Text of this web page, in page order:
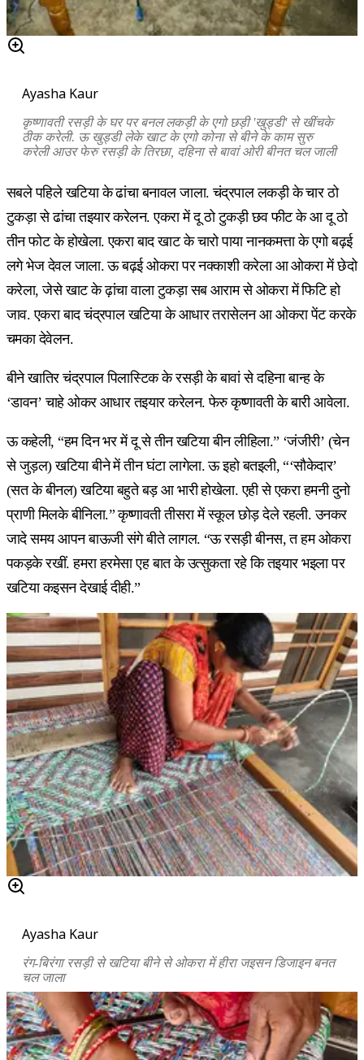
Ayasha Kaur
कृष्णावती रसड़ी के घर पर बनल लकड़ी के एगो छड़ी 'खुड्डी' से खींचके
ठीक करेली. ऊ खुड्डी लेके खाट के एगो कोना से बीने के काम सुरु
करेली आउर फेरु रसड़ी के तिरछा, दहिना से बावां ओरी बीनत चल जाली
सबले पहिले खटिया के ढांचा बनावल जाला. चंद्रपाल लकड़ी के चार ठो
टुकड़ा से ढांचा तइयार करेलन. एकरा में दू ठो टुकड़ी छव फीट के आ दू ठो
तीन फोट के होखेला. एकरा बाद खाट के चारो पाया नानकमत्ता के एगो बढ़ई
लगे भेज देवल जाला. ऊ बढ़ई ओकरा पर नक्काशी करेला आ ओकरा में छेदो
करेला, जेसे खाट के ढ़ांचा वाला टुकड़ा सब आराम से ओकरा में फिटि हो
जाव. एकरा बाद चंद्रपाल खटिया के आधार तरासेलन आ ओकरा पेंट करके
चमका देवेलन.
बीने खातिर चंद्रपाल पिलास्टिक के रसड़ी के बावां से दहिना बान्ह के
‘डावन’ चाहे ओकर आधार तइयार करेलन. फेरु कृष्णावती के बारी आवेला.
ऊ कहेली, “हम दिन भर में दू से तीन खटिया बीन लीहिला.” ‘जंजीरी’ (चेन
से जुड़ल) खटिया बीने में तीन घंटा लागेला. ऊ इहो बतइली, “‘सौकेदार’
(सत के बीनल) खटिया बहुते बड़ आ भारी होखेला. एही से एकरा हमनी दुनो
प्राणी मिलके बीनिला.” कृष्णावती तीसरा में स्कूल छोड़ देले रहली. उनकर
जादे समय आपन बाऊजी संगे बीते लागल. “ऊ रसड़ी बीनस, त हम ओकरा
पकड़के रखीं. हमरा हरमेसा एह बात के उत्सुकता रहे कि तइयार भइला पर
खटिया कइसन देखाई दीही.”
Ayasha Kaur
रंग-बिरंगा रसड़ी से खटिया बीने से ओकरा में हीरा जइसन डिजाइन बनत
चल जाला